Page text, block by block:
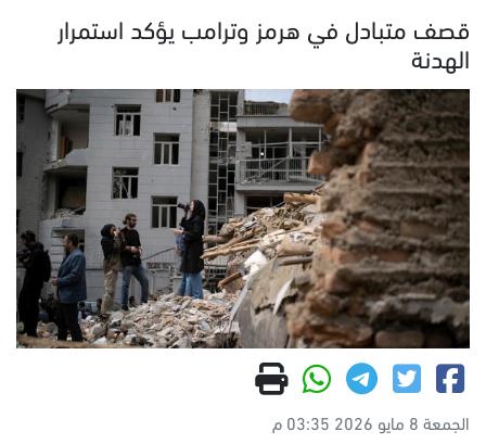
قصف متبادل في هرمز وترامب يؤكد استمرار
الهدنة
الجمعة 8 مايو 2026 03:35 م